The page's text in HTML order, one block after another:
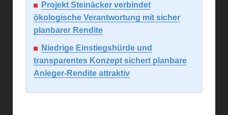
Projekt Steinäcker verbindet
ökologische Verantwortung mit sicher
planbarer Rendite
Niedrige Einstiegshürde und
transparentes Konzept sichert planbare
Anleger-Rendite attraktiv